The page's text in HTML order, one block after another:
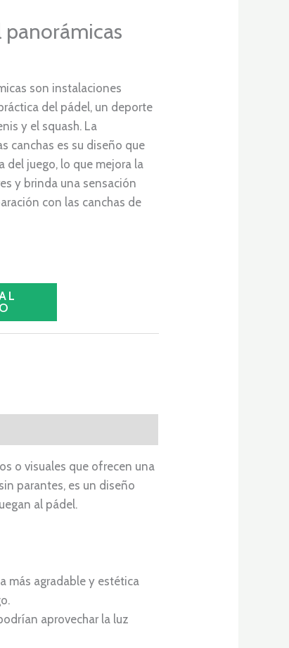
panorámicas
son instalaciones
del pádel, un deporte
y el squash. La
canchas es su diseño que
del juego, lo que mejora la
y brinda una sensación
con las canchas de
o visuales que ofrecen una
parantes, es un diseño
al pádel.
más agradable y estética
aprovechar la luz